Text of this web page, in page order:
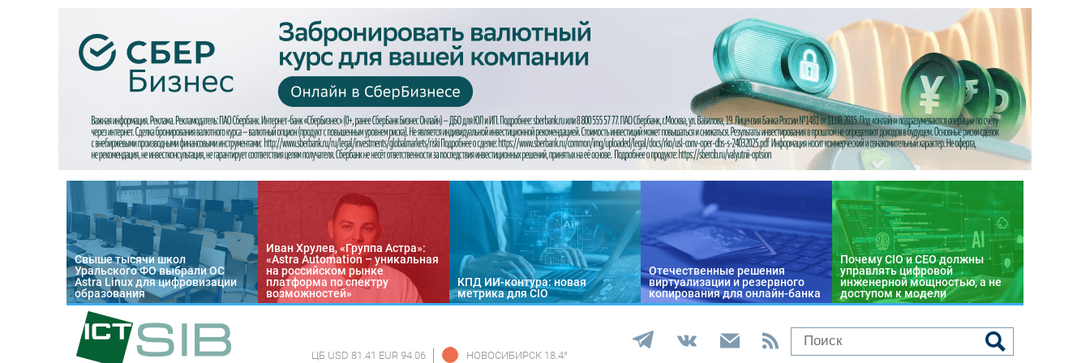
Свыше тысячи школ
Уральского ФО выбрали ОС
Astra Linux для цифровизации
образования
Иван Хрулев, «Группа Астра»:
«Astra Automation – уникальная
на российском рынке
платформа по спектру
возможностей»
КПД ИИ-контура: новая
метрика для CIO
Отечественные решения
виртуализации и резервного
копирования для онлайн-банка
Почему CIO и CEO должны
управлять цифровой
инженерной мощностью, а не
доступом к модели
ЦБ USD 81.41 EUR 94.06 НОВОСИБИРСК 18.4°